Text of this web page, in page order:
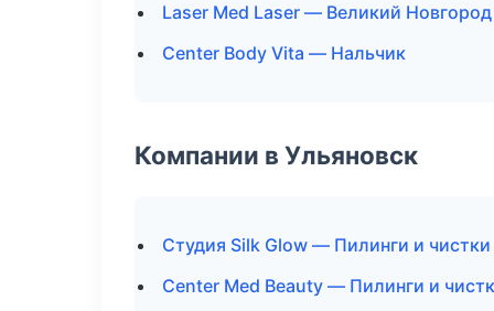
Laser Med Laser — Великий Новгород
Center Body Vita — Нальчик
Компании в Ульяновск
Студия Silk Glow — Пилинги и чистки
Center Med Beauty — Пилинги и